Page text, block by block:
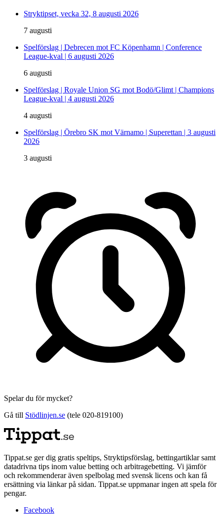
Stryktipset, vecka 32, 8 augusti 2026
7 augusti
Spelförslag | Debrecen mot FC Köpenhamn | Conference
League-kval | 6 augusti 2026
6 augusti
Spelförslag | Royale Union SG mot Bodö/Glimt | Champions
League-kval | 4 augusti 2026
4 augusti
Spelförslag | Örebro SK mot Värnamo | Superettan | 3 augusti
2026
3 augusti
Spelar du för mycket?
Gå till Stödlinjen.se (tele 020-819100)
Tippat.se ger dig gratis speltips, Stryktipsförslag, bettingartiklar samt
datadrivna tips inom value betting och arbitragebetting. Vi jämför
och rekommenderar även spelbolag med svensk licens och kan få
ersättning via länkar på sidan. Tippat.se uppmanar ingen att spela för
pengar.
Facebook